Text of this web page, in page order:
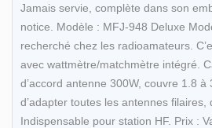
Jamais servie, complète dans son
notice. Modèle : MFJ-948 Deluxe
recherché chez les radioamateurs.
avec wattmètre/matchmètre intégré.
d’accord antenne 300W, couvre 1.8 à
d’adapter toutes les antennes filaires,
Indispensable pour station HF. Prix :